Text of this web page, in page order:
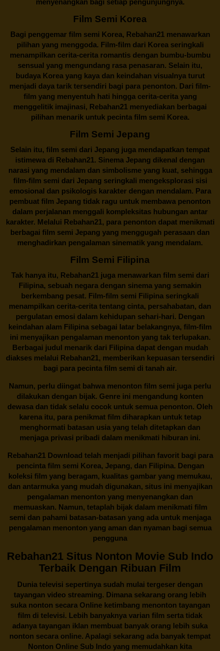
Film Semi Korea
Bagi penggemar film semi Korea, Rebahan21menawarkan
pilihan yang menggoda. Film-film dari Korea seringkali
menampilkan cerita-cerita romantis dengan bumbu-bumbu
sensual yang mengundang rasa penasaran. Selain itu,
budaya Korea yang kaya dan keindahan visualnya turut
menjadi daya tarik tersendiri bagi para penonton. Dari film-
film yang menyentuh hati hingga cerita-cerita yang
menggelitik imajinasi, Rebahan21 menyediakan berbagai
pilihan menarik untuk pecinta film semi Korea.
Film Semi Jepang
Selain itu, film semi dari Jepang juga mendapatkan tempat
istimewa di Rebahan21. Sinema Jepang dikenal dengan
narasi yang mendalam dan simbolisme yang kuat, sehingga
film-film semi dari Jepang seringkali mengeksplorasi sisi
emosional dan psikologis karakter dengan mendalam. Para
pembuat film Jepang tidak ragu untuk membawa penonton
dalam perjalanan menggali kompleksitas hubungan antar
karakter. Melalui Rebahan21, para penonton dapat menikmati
berbagai film semi Jepang yang menggugah perasaan dan
menghadirkan pengalaman sinematik yang mendalam.
Film Semi Filipina
Tak hanya itu, Rebahan21juga menawarkan film semi dari
Filipina, sebuah negara dengan sinema yang semakin
berkembang pesat. Film-film semi Filipina seringkali
menampilkan cerita-cerita tentang cinta, persahabatan, dan
pergulatan emosi dalam kehidupan sehari-hari. Dengan
keindahan alam Filipina sebagai latar belakangnya, film-film
ini menyajikan pengalaman menonton yang tak terlupakan.
Berbagai judul menarik dari Filipina dapat dengan mudah
diakses melalui Rebahan21, memberikan kepuasan tersendiri
bagi para pecinta film semi di tanah air.
Namun, perlu diingat bahwa menonton film semi juga perlu
dilakukan dengan bijak. Genre ini mengandung konten
dewasa dan tidak selalu cocok untuk semua penonton. Oleh
karena itu, para penikmat film diharapkan untuk tetap
menghormati batasan usia yang telah ditetapkan dan
menjaga privasi pribadi dalam menikmati hiburan ini.
Rebahan21Download telah menjadi pilihan favorit bagi para
pencinta film semi Korea, Jepang, dan Filipina. Dengan
koleksi film yang beragam, kualitas gambar yang memukau,
dan antarmuka yang mudah digunakan, situs ini menyajikan
pengalaman menonton yang menyenangkan dan
memuaskan. Namun, tetaplah bijak dalam menikmati film
semi dan pahami batasan-batasan yang ada untuk menjaga
pengalaman menonton yang aman dan nyaman bagi semua
pengguna
Rebahan21 Situs Nonton Movie Sub Indo
Terbaik Dengan Ribuan Film
Dunia televisi sepertinya sudah mulai tergeser dengan
tayangan video streaming. Dimana sekarang orang lebih
suka nonton secara Online ketimbang menonton tayangan
film di televisi. Lebih banyaknya varian film serta tidak
adanya tayangan iklan membuat banyak orang lebih suka
nonton secara online. Apalagi sekarang ada banyak tempat
Nonton Online Sub Indo yang memudahkan kita